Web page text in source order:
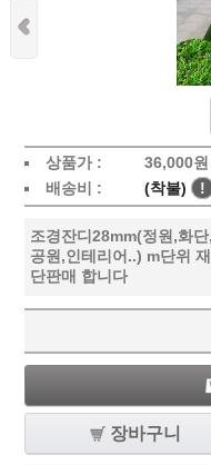
상품가 : 36,000원
배송비 :
(착불) !
조경잔디28mm(정원,화단,
공원,인테리어..) m단위 재
단판매 합니다
장바구니